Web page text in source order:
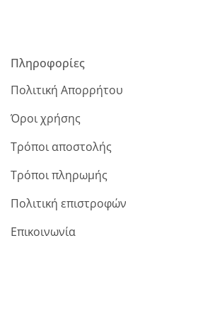
Πληροφορίες
Πολιτική Απορρήτου
Όροι χρήσης
Τρόποι αποστολής
Τρόποι πληρωμής
Πολιτική επιστροφών
Επικοινωνία